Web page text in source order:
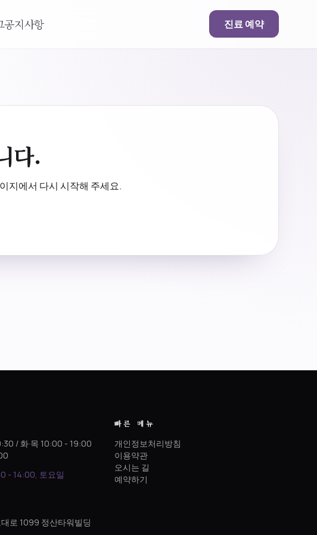
공지사항 진료 예약
다.
지에서 다시 시작해 주세요.
/ 화·목 10:00 - 19:00
- 14:00, 토요일
로 1099 정산타워빌딩
빠른 메뉴
개인정보처리방침
이용약관
오시는 길
예약하기